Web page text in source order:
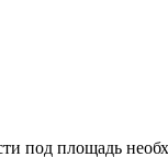
под площадь